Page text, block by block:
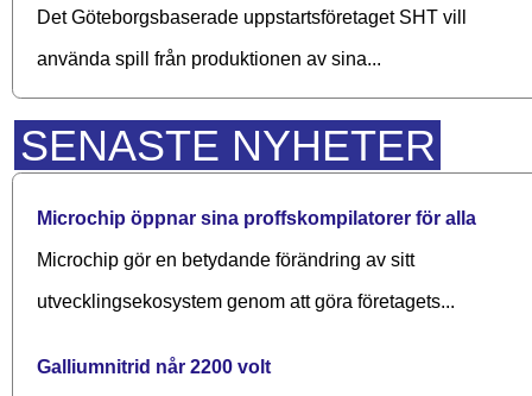
Det Göteborgsbaserade upp­starts­företaget SHT vill
använda spill från produktionen av sina...
SENASTE NYHETER
Microchip öppnar sina proffskompilatorer för alla
Microchip gör en betydande förändring av sitt
utvecklingsekosystem genom att göra företagets...
Galliumnitrid når 2200 volt